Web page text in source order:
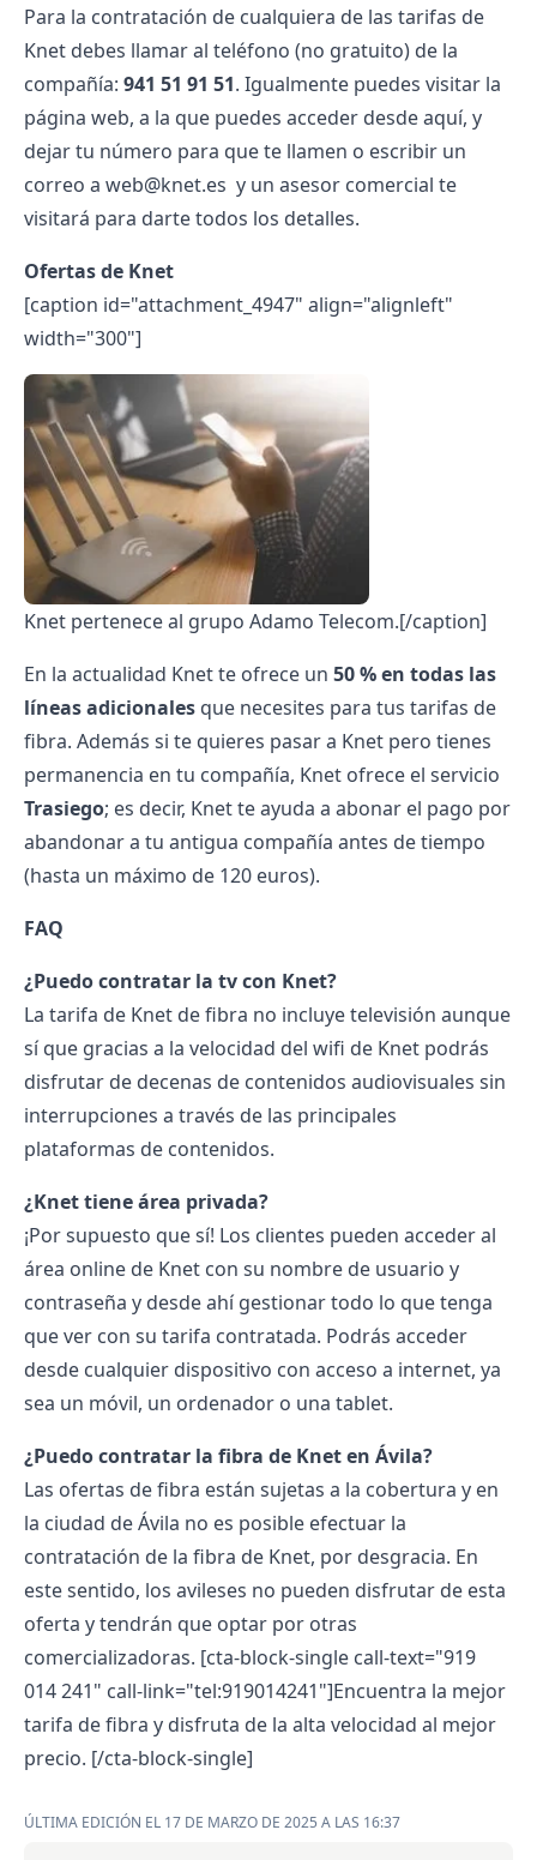
Para la contratación de cualquiera de las tarifas de
Knet debes llamar al teléfono (no gratuito) de la
compañía: 941 51 91 51. Igualmente puedes visitar la
página web, a la que puedes acceder desdeaquí, y
dejar tu número para que te llamen o escribir un
correo a web@knet.es y un asesor comercial te
visitará para darte todos los detalles.
Ofertas de Knet
[caption id="attachment_4947" align="alignleft"
width="300"]
Knet pertenece al grupo Adamo Telecom.[/caption]
En la actualidad Knet te ofrece un 50 % en todas las
líneas adicionales que necesites para tus tarifas de
fibra. Además si te quieres pasar a Knet pero tienes
permanencia en tu compañía, Knet ofrece el servicio
Trasiego; es decir, Knet te ayuda a abonar el pago por
abandonar a tu antigua compañía antes de tiempo
(hasta un máximo de 120 euros).
FAQ
¿Puedo contratar la tv con Knet?
La tarifa de Knet de fibra no incluye televisión aunque
sí que gracias a la velocidad del wifi de Knet podrás
disfrutar de decenas de contenidos audiovisuales sin
interrupciones a través de las principales
plataformas de contenidos.
¿Knet tiene área privada?
¡Por supuesto que sí! Los clientes pueden acceder al
área online de Knet con su nombre de usuario y
contraseña y desde ahí gestionar todo lo que tenga
que ver con su tarifa contratada. Podrás acceder
desde cualquier dispositivo con acceso a internet, ya
sea un móvil, un ordenador o una tablet.
¿Puedo contratar la fibra de Knet en Ávila?
Las ofertas de fibra están sujetas a la cobertura y en
la ciudad de Ávila no es posible efectuar la
contratación de la fibra de Knet, por desgracia. En
este sentido, los avileses no pueden disfrutar de esta
oferta y tendrán que optar por otras
comercializadoras. [cta-block-single call-text="919
014 241" call-link="tel:919014241"]Encuentra la mejor
tarifa de fibra y disfruta de la alta velocidad al mejor
precio. [/cta-block-single]
ÚLTIMA EDICIÓN EL 17 DE MARZO DE 2025 A LAS 16:37